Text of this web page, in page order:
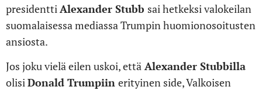
presidentti Alexander Stubb sai hetkeksi valokeilan
suomalaisessa mediassa Trumpin huomionosoitusten
ansiosta.
Jos joku vielä eilen uskoi, että Alexander Stubbilla
olisi Donald Trumpiin erityinen side, Valkoisen